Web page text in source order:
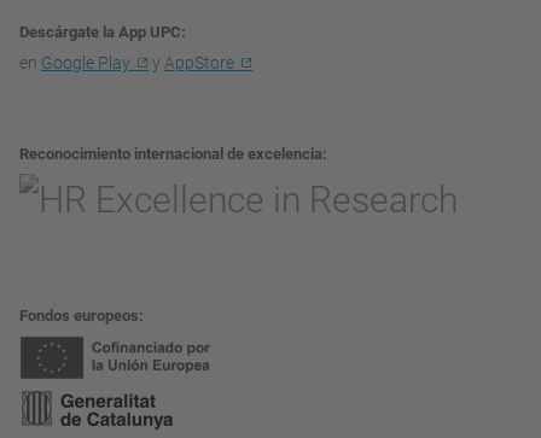
Descárgate la App UPC
en Google Play y AppStore
Reconocimiento internacional de excelencia
Fondos europeos